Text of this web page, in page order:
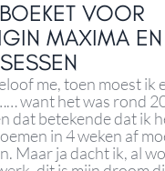
VOOR
MAXIMA
me, toen moest ik
want het was rond
dat betekende dat ik
in 4 weken af
Maar ja dacht ik, al